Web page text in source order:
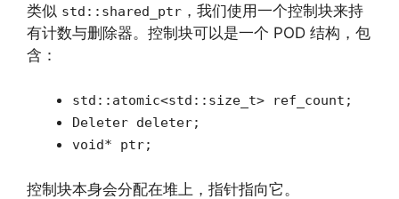
类似 std::shared_ptr ，我们使用一个控制块来持
有计数与删除器。控制块可以是一个 POD 结构，包
含：
std::atomic<std::size_t> ref_count;
Deleter deleter;
void* ptr;
控制块本身会分配在堆上，指针指向它。